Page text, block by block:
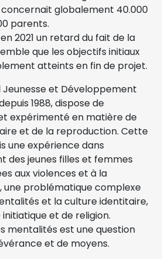
globalement 40.000
parents.
2021 un retard du fait de la
que les objectifs initiaux
atteints en fin de projet.
et Développement
1988, dispose de
expérimenté en matière de
et de la reproduction. Cette
une expérience dans
des jeunes filles et femmes
aux violences et à la
une problématique complexe
et la culture identitaire,
et de religion.
mentalités est une question
et de moyens.